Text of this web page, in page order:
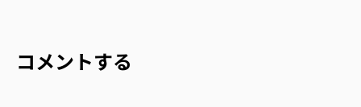
コメントする